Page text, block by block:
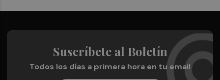
Suscríbete al Boletín
Todos los días a primera hora en tu email